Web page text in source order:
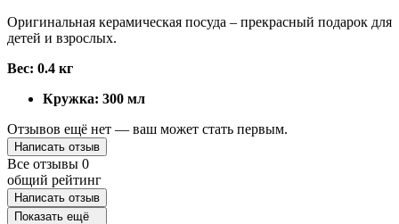
Оригинальная керамическая посуда – прекрасный подарок для
детей и взрослых.
Вес: 0.4 кг
Кружка: 300 мл
Отзывов ещё нет — ваш может стать первым.
Написать отзыв
Все отзывы 0
общий рейтинг
Написать отзыв
Показать ещё